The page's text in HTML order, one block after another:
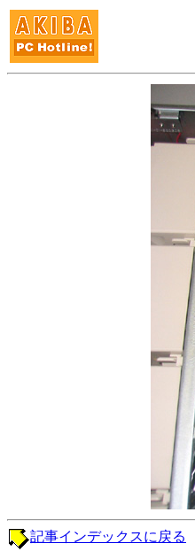
記事インデックスに戻る